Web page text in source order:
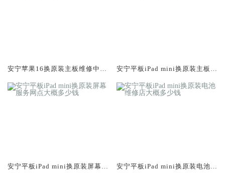
安宁苹果16换原装主板维修中心
安宁平板iPad mini换原装主板维
安宁平板iPad mini换原装屏幕服
安宁平板iPad mini换原装电池维